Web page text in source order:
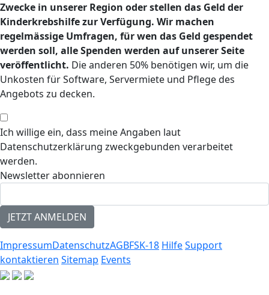
Zwecke in unserer Region oder stellen das Geld der
Kinderkrebshilfe zur Verfügung. Wir machen
regelmässige Umfragen, für wen das Geld gespendet
werden soll, alle Spenden werden auf unserer Seite
veröffentlicht. Die anderen 50% benötigen wir, um die
Unkosten für Software, Servermiete und Pflege des
Angebots zu decken.
Ich willige ein, dass meine Angaben laut
Datenschutzerklärung zweckgebunden verarbeitet
werden.
Newsletter abonnieren
ImpressumDatenschutzAGBFSK-18 HilfeSupport
kontaktieren Sitemap Events